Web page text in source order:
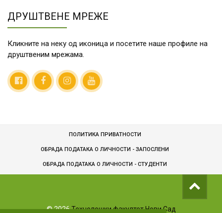
ДРУШТВЕНЕ МРЕЖЕ
Кликните на неку од иконица и посетите наше профиле на
друштвеним мрежама.
ПОЛИТИКА ПРИВАТНОСТИ
ОБРАДА ПОДАТАКА О ЛИЧНОСТИ - ЗАПОСЛЕНИ
ОБРАДA ПОДАТАКА О ЛИЧНОСТИ - СТУДЕНТИ
©2026Технолошки факултет Нови Сад